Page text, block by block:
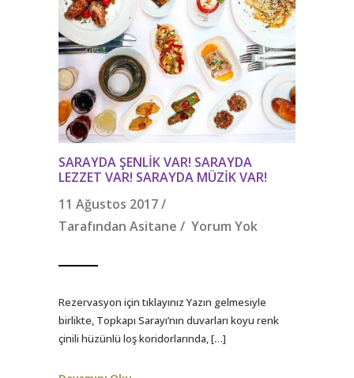
SARAYDA ŞENLIK VAR! SARAYDA
LEZZET VAR! SARAYDA MÜZIK VAR!
11 Ağustos 2017 /
Tarafından Asitane / Yorum Yok
Rezervasyon için tıklayınız Yazın gelmesiyle
birlikte, Topkapı Sarayı’nın duvarları koyu renk
çinili hüzünlü loş koridorlarında, […]